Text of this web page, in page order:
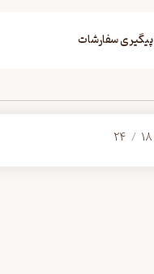
پیگیری سفارشات
18
24